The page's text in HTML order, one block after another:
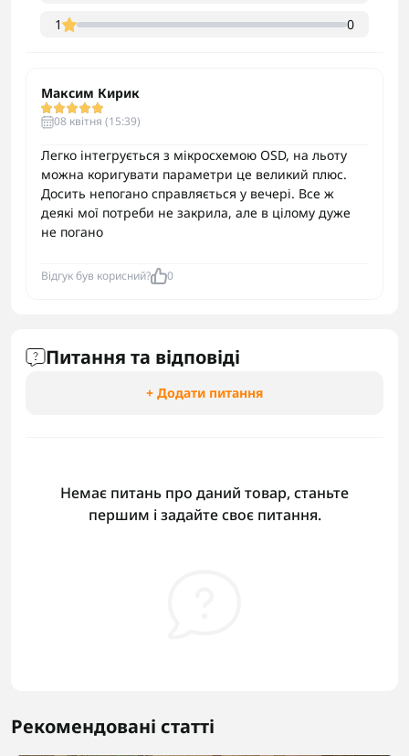
1
0
Максим Кирик
08 квітня (15:39)
Легко інтегрується з мікросхемою OSD, на льоту
можна коригувати параметри це великий плюс.
Досить непогано справляється у вечері. Все ж
деякі мої потреби не закрила, але в цілому дуже
не погано
Відгук був корисний? 0
Питання та відповіді
+ Додати питання
Немає питань про даний товар, станьте
першим і задайте своє питання.
Рекомендовані статті